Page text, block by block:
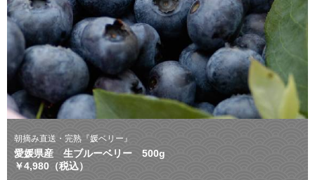
朝摘み直送・完熟『媛ベリー』
愛媛県産 生ブルーベリー 500g
￥4,980（税込）